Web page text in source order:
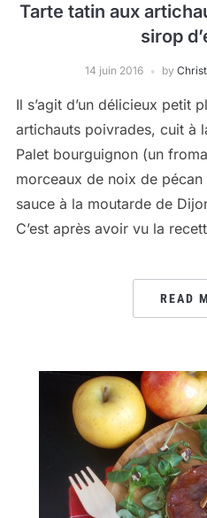
Tarte tatin aux
sirop
14 juin 2016 by
Il s’agit d’un délicieux petit
artichauts poivrades, cuit à
Palet bourguignon (un
morceaux de noix de
sauce à la moutarde de
C’est après avoir vu la
READ